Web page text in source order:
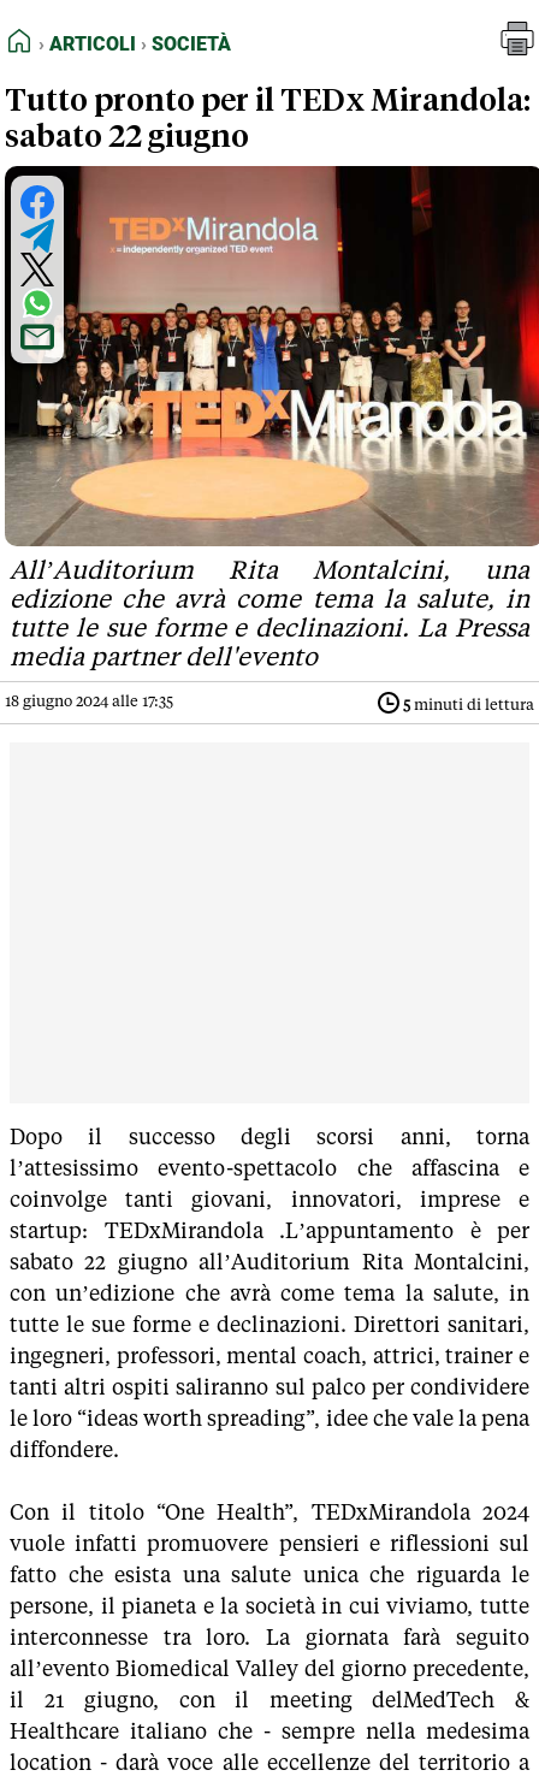
FEED RSS
NORMATIVE DEONTOLOGICHE
TERMINI e CONDIZIONI
HOME
ARTICOLI SOCIETÀ
Tutto pronto per il TEDx Mirandola:
sabato 22 giugno
All’Auditorium Rita Montalcini, una
edizione che avrà come tema la salute, in
tutte le sue forme e declinazioni. La Pressa
media partner dell'evento
18 giugno 2024 alle 17:35 5 minuti di lettura
Dopo il successo degli scorsi anni, torna
l’attesissimo evento-spettacolo che affascina e
coinvolge tanti giovani, innovatori, imprese e
startup: TEDxMirandola .L’appuntamento è per
sabato 22 giugno all’Auditorium Rita Montalcini,
con un’edizione che avrà come tema la salute, in
tutte le sue forme e declinazioni. Direttori sanitari,
ingegneri, professori, mental coach, attrici, trainer e
tanti altri ospiti saliranno sul palco per condividere
le loro “ideas worth spreading”, idee che vale la pena
diffondere.
Con il titolo “One Health”, TEDxMirandola 2024
vuole infatti promuovere pensieri e riflessioni sul
fatto che esista una salute unica che riguarda le
persone, il pianeta e la società in cui viviamo, tutte
interconnesse tra loro. La giornata farà seguito
all’evento Biomedical Valley del giorno precedente,
il 21 giugno, con il meeting delMedTech &
Healthcare italiano che - sempre nella medesima
location - darà voce alle eccellenze del territorio a